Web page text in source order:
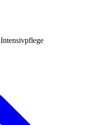
Intensivpflege